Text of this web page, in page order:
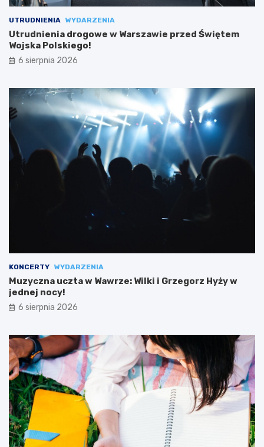
UTRUDNIENIA WYDARZENIA
Utrudnienia drogowe w Warszawie przed Świętem
Wojska Polskiego!
6 sierpnia 2026
KONCERTY WYDARZENIA
Muzyczna uczta w Wawrze: Wilki i Grzegorz Hyży w
jednej nocy!
6 sierpnia 2026